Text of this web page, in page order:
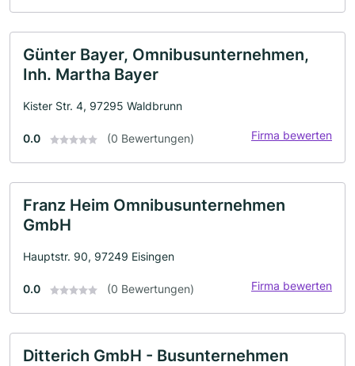
Günter Bayer, Omnibusunternehmen,
Inh. Martha Bayer
Kister Str. 4, 97295 Waldbrunn
0.0 (0 Bewertungen) Firma bewerten
Franz Heim Omnibusunternehmen
GmbH
Hauptstr. 90, 97249 Eisingen
0.0 (0 Bewertungen) Firma bewerten
Ditterich GmbH - Busunternehmen